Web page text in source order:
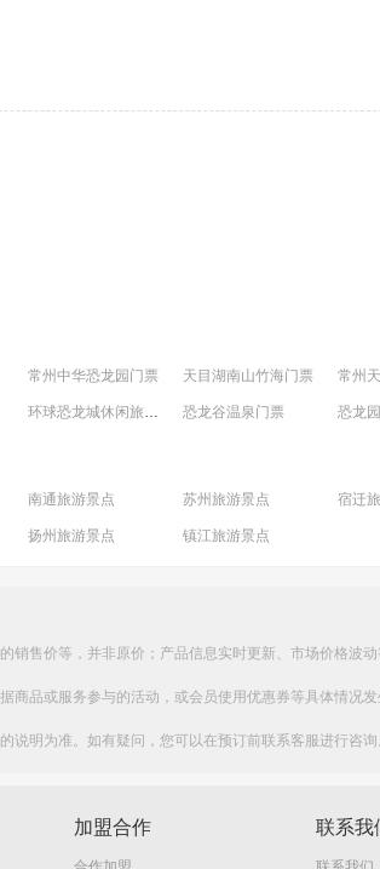
常州中华恐龙园门票 天目湖南山竹海门票 常州
环球恐龙城休闲旅游区（迪诺水镇）门票 恐龙谷温泉门票
南通旅游景点 苏州旅游景点 宿迁
扬州旅游景点 镇江旅游景点
销售价等，并非原价；产品信息实时更新、市场价格波
商品或服务参与的活动，或会员使用优惠券等具体情况
说明为准。如有疑问，您可以在预订前联系客服进行咨
加盟合作 联系我